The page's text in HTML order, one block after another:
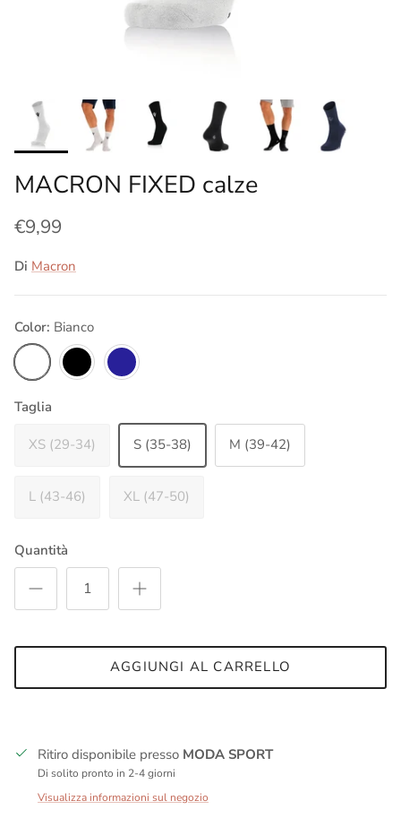
MACRON FIXED calze
€9,99
Di Macron
Color: Bianco
Bianco Nero Blu navy
Taglia
XS (29-34) S (35-38) M (39-42)
L (43-46) XL (47-50)
Quantità
AGGIUNGI AL CARRELLO
Ritiro disponibile presso MODA SPORT
Di solito pronto in 2-4 giorni
Visualizza informazioni sul negozio